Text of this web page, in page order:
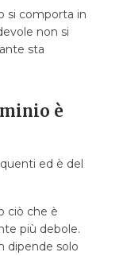
si comporta in
non si
sta
è
ed è del
ciò che è
più debole.
dipende solo